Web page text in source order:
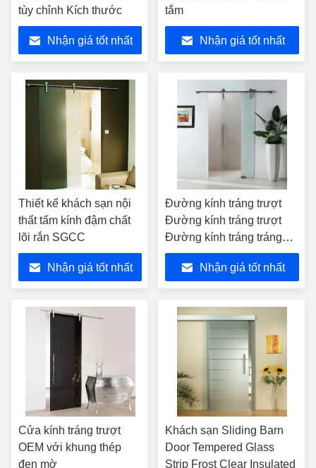
tùy chỉnh Kích thước
Nhận giá tốt nhất
tắm
Nhận giá tốt nhất
Thiết kế khách sạn nội
thất tấm kính đậm chất
lõi rắn SGCC
Nhận giá tốt nhất
Đường kính tráng trượt
Đường kính tráng trượt
Đường kính tráng tráng
tráng tráng bằng hợp kim
nhôm
Nhận giá tốt nhất
Cửa kính tráng trượt
OEM với khung thép
đen mờ
Khách sạn Sliding Barn
Door Tempered Glass
Strip Frost Clear Insulated